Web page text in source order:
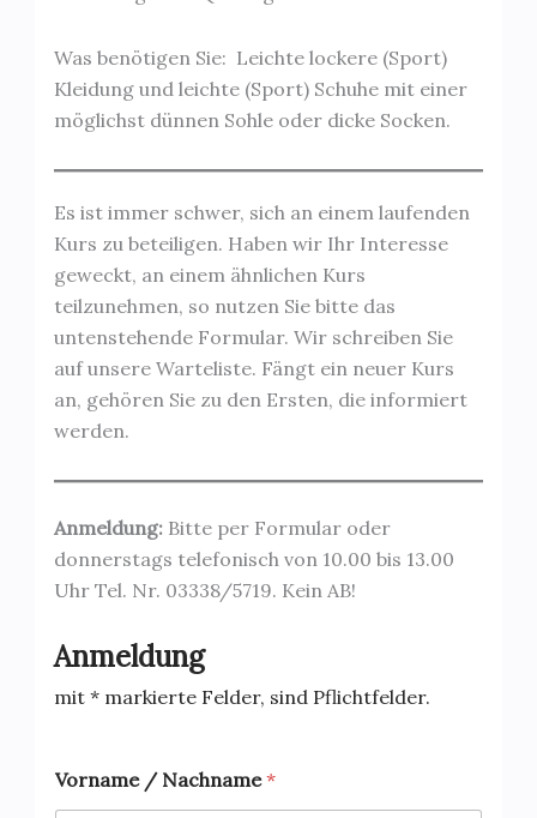
Was benötigen Sie: Leichte lockere (Sport)
Kleidung und leichte (Sport) Schuhe mit einer
möglichst dünnen Sohle oder dicke Socken.
Es ist immer schwer, sich an einem laufenden
Kurs zu beteiligen. Haben wir Ihr Interesse
geweckt, an einem ähnlichen Kurs
teilzunehmen, so nutzen Sie bitte das
untenstehende Formular. Wir schreiben Sie
auf unsere Warteliste. Fängt ein neuer Kurs
an, gehören Sie zu den Ersten, die informiert
werden.
Anmeldung:Bitte per Formular oder
donnerstags telefonisch von 10.00 bis 13.00
Uhr Tel. Nr. 03338/5719. Kein AB!
Anmeldung
mit * markierte Felder, sind Pflichtfelder.
Vorname / Nachname*